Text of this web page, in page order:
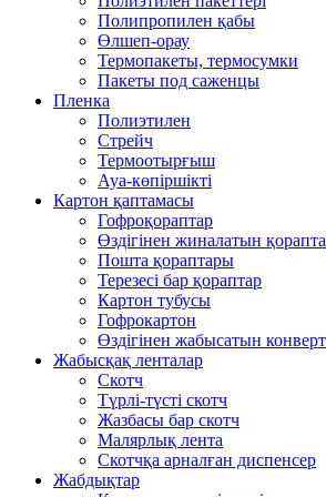
Полипропилен қабы
Өлшеп-орау
Термопакеты, термосумки
Пакеты под саженцы
Пленка
Полиэтилен
Стрейч
Термоотырғыш
Ауа-көпіршікті
Картон қаптамасы
Гофроқораптар
Өздігінен жиналатын
Пошта қораптары
Терезесі бар қораптар
Картон тубусы
Гофрокартон
Өздігінен жабысатын
Жабысқақ ленталар
Скотч
Түрлі-түсті скотч
Жазбасы бар скотч
Малярлық лента
Скотчқа арналған диспенсер
Жабдықтар